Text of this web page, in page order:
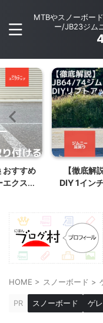
MTBやスノーボー
ー/JB23ジム
すすめ
クスト
【徹底
DIY 1イン
HOME > スノーボード >
PR スノーボード ゲ